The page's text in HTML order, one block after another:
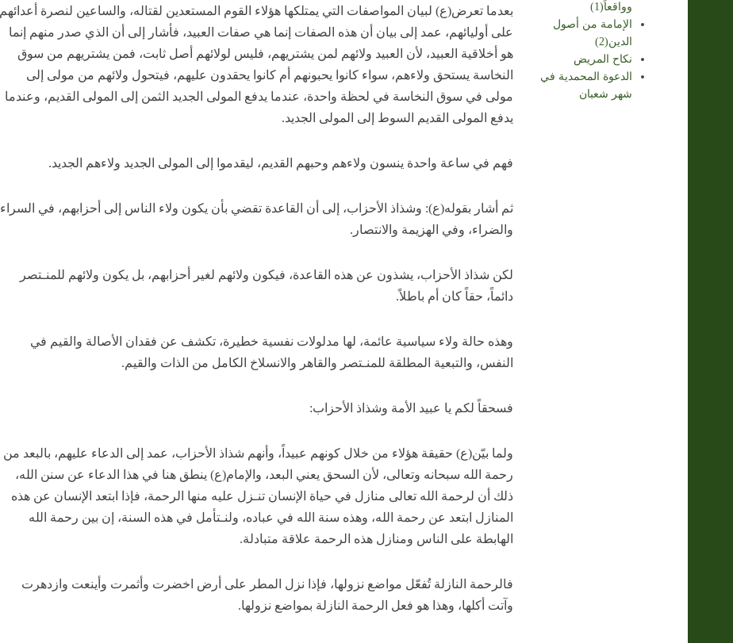
وواقعاً(1)
الإمامة من أصول
الدين(2)
نكاح المريض
الدعوة المحمدية في
شهر شعبان
بعدما تعرض(ع) لبيان المواصفات التي يمتلكها هؤلاء القوم المستعدين لقتاله، والساعين لنصرة أعدائهم
على أوليائهم، عمد إلى بيان أن هذه الصفات إنما هي صفات العبيد، فأشار إلى أن الذي صدر منهم إنما
هو أخلاقية العبيد، لأن العبيد ولائهم لمن يشتريهم، فليس لولائهم أصل ثابت، فمن يشتريهم من سوق
النخاسة يستحق ولاءهم، سواء كانوا يحبونهم أم كانوا يحقدون عليهم، فيتحول ولائهم من مولى إلى
مولى في سوق النخاسة في لحظة واحدة، عندما يدفع المولى الجديد الثمن إلى المولى القديم، وعندما
يدفع المولى القديم السوط إلى المولى الجديد.
فهم في ساعة واحدة ينسون ولاءهم وحبهم القديم، ليقدموا إلى المولى الجديد ولاءهم الجديد.
ثم أشار بقوله(ع): وشذاذ الأحزاب، إلى أن القاعدة تقضي بأن يكون ولاء الناس إلى أحزابهم، في السراء
والضراء، وفي الهزيمة والانتصار.
لكن شذاذ الأحزاب، يشذون عن هذه القاعدة، فيكون ولائهم لغير أحزابهم، بل يكون ولائهم للمنـتصر
دائماً، حقاً كان أم باطلاً.
وهذه حالة ولاء سياسية عائمة، لها مدلولات نفسية خطيرة، تكشف عن فقدان الأصالة والقيم في
النفس، والتبعية المطلقة للمنـتصر والقاهر والانسلاخ الكامل من الذات والقيم.
فسحقاً لكم يا عبيد الأمة وشذاذ الأحزاب:
ولما بيّن(ع) حقيقة هؤلاء من خلال كونهم عبيداً، وأنهم شذاذ الأحزاب، عمد إلى الدعاء عليهم، بالبعد من
رحمة الله سبحانه وتعالى، لأن السحق يعني البعد، والإمام(ع) ينطق هنا في هذا الدعاء عن سنن الله،
ذلك أن لرحمة الله تعالى منازل في حياة الإنسان تنـزل عليه منها الرحمة، فإذا ابتعد الإنسان عن هذه
المنازل ابتعد عن رحمة الله، وهذه سنة الله في عباده، ولنـتأمل في هذه السنة، إن بين رحمة الله
الهابطة على الناس ومنازل هذه الرحمة علاقة متبادلة.
فالرحمة النازلة تُفعّل مواضع نزولها، فإذا نزل المطر على أرض اخضرت وأثمرت وأينعت وازدهرت
وآتت أكلها، وهذا هو فعل الرحمة النازلة بمواضع نزولها.